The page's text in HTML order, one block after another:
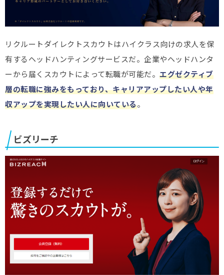
リクルートダイレクトスカウトはハイクラス向けの求人を保
有するヘッドハンティングサービスだ。企業やヘッドハンタ
ーから届くスカウトによって転職が可能だ。 エグゼクティブ
層の転職に強みをもっており、キャリアアップしたい人や年
収アップを実現したい人に向いている。
ビズリーチ